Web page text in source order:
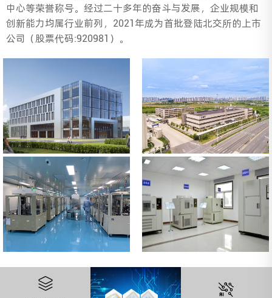
中心等荣誉称号。经过二十多年的奋斗与发展，企业规模和
创新能力均属行业前列，2021年成为首批登陆北交所的上市
公司（股票代码:920981）。